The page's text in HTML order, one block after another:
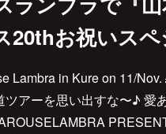
お祝いスペ
Lambra in Kure on 11/
アーを思い出すな〜♪ 愛